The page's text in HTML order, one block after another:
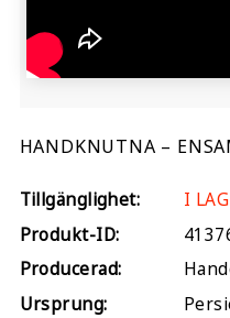
HANDKNUTNA –
Tillgänglighet:
I
Produkt-ID:
Producerad:
Ursprung: